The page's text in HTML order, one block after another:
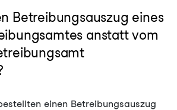
Betreibungsauszug eines
anstatt vom
einen Betreibungsauszug